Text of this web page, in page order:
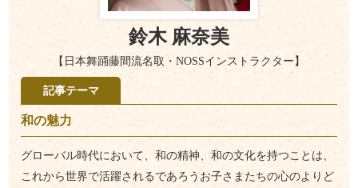
鈴木 麻奈美
【日本舞踊藤間流名取・NOSSインストラクター】
記事テーマ
和の魅力
グローバル時代において、和の精神、和の文化を持つことは、
これから世界で活躍されるであろうお子さまたちの心のよりど